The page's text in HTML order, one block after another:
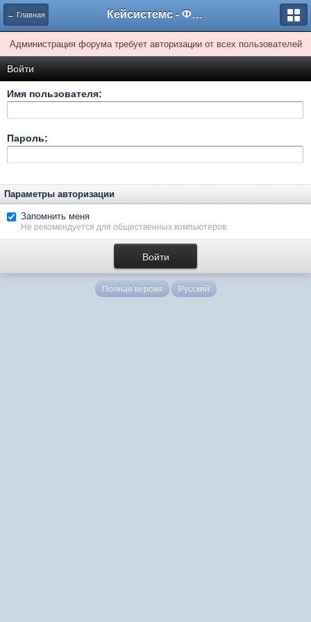
← Главная Кейсистемс - Форумы
Администрация форума требует авторизации от всех пользователей
Войти
Имя пользователя:
Пароль:
Параметры авторизации
Запомнить меня
Не рекомендуется для общественных компьютеров.
Полная версия Русский